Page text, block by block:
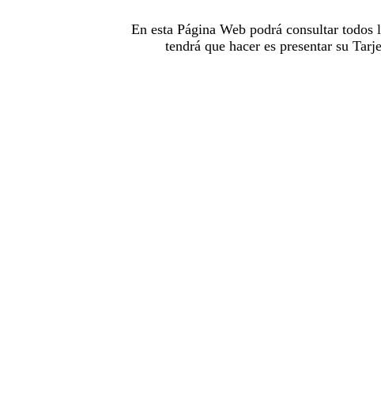
En esta Página Web podrá consultar
tendrá que hacer es presentar su